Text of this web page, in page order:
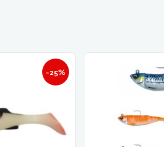
-25%